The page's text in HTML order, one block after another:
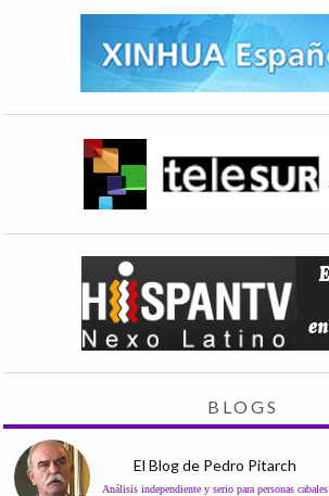
BLOGS
El Blog de Pedro Pitarch
Análisis independiente y serio para personas cabales